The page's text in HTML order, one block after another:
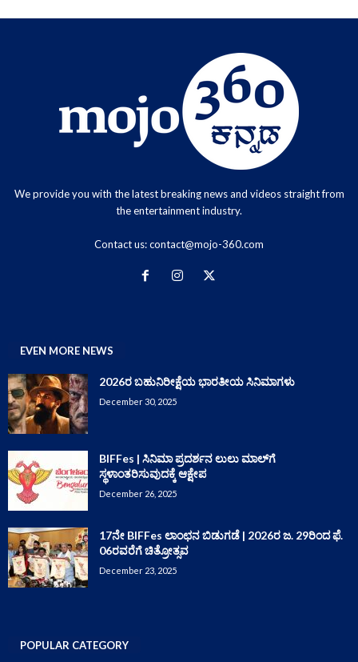
We provide you with the latest breaking news and videos straight from
the entertainment industry.
Contact us:contact@mojo-360.com
EVEN MORE NEWS
2026ರ ಬಹುನಿರೀಕ್ಷೆಯ ಭಾರತೀಯ ಸಿನಿಮಾಗಳು
December 30, 2025
BIFFes | ಸಿನಿಮಾ ಪ್ರದರ್ಶನ ಲುಲು ಮಾಲ್‌ಗೆ
ಸ್ಥಳಾಂತರಿಸುವುದಕ್ಕೆ ಆಕ್ಷೇಪ
December 26, 2025
17ನೇ BIFFes ಲಾಂಛನ ಬಿಡುಗಡೆ | 2026ರ ಜ. 29ರಿಂದ ಫೆ.
06ರವರೆಗೆ ಚಿತ್ರೋತ್ಸವ
December 23, 2025
POPULAR CATEGORY